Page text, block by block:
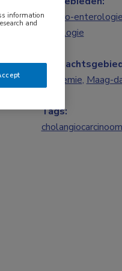
Gastro-enterologie
Oncologie
Leukemie, Maag-
Tags:
cholangiocarcinoom
information
and